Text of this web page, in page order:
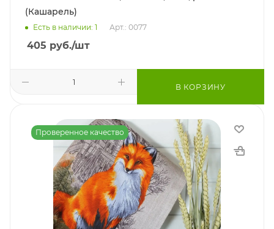
(Кашарель)
Есть в наличии: 1 Арт.: 0077
405 руб./шт
В КОРЗИНУ
Проверенное качество